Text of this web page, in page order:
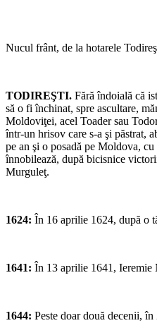
Nucul frânt, de la hotarele
TODIREŞTI. Fără îndoială că
să o fi închinat, spre ascultare,
Moldoviţei, acel Toader sau
într-un hrisov care s-a şi păstrat,
pe an şi o posadă pe Moldova,
înnobilează, după bicisnice
Murguleţ.
1624: În 16 aprilie 1624, după o
1641: În 13 aprilie 1641, Ieremie
1644: Peste doar două decenii,